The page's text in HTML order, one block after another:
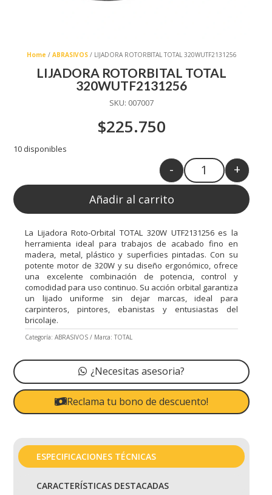
Home / ABRASIVOS/ LIJADORA ROTORBITAL TOTAL 320WUTF2131256
LIJADORA ROTORBITAL TOTAL
320WUTF2131256
SKU: 007007
$225.750
10 disponibles
Quantity
- +
Añadir al carrito
La Lijadora Roto-Orbital TOTAL 320W UTF2131256 es la
herramienta ideal para trabajos de acabado fino en
madera, metal, plástico y superficies pintadas. Con su
potente motor de 320W y su diseño ergonómico, ofrece
una excelente combinación de potencia, control y
comodidad para uso continuo. Su acción orbital garantiza
un lijado uniforme sin dejar marcas, ideal para
carpinteros, pintores, ebanistas y entusiastas del
bricolaje.
Categoría:ABRASIVOS Marca:TOTAL
¿Necesitas asesoria?
Reclama tu bono de descuento!
ESPECIFICACIONES TÉCNICAS
CARACTERÍSTICAS DESTACADAS